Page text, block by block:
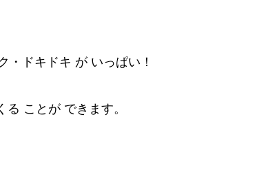
・ドキドキ が いっぱい！
ことが できます。